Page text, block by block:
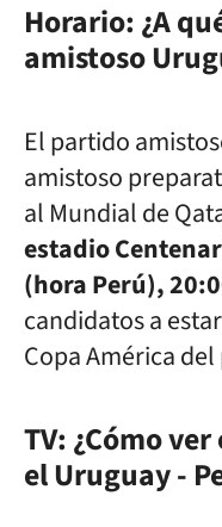
Horario: ¿A
amistoso
El partido
amistoso
al Mundial de
estadio
(hora Perú),
candidatos a
Copa América
TV: ¿Cómo
elUruguay -